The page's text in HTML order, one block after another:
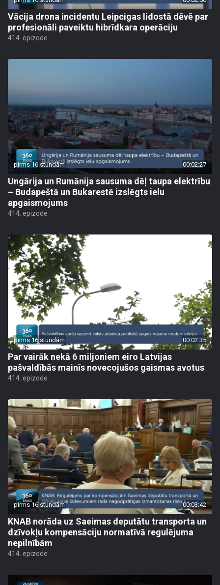
Vācija drona incidentu Leipcigas lidostā dēvē par
profesionāli paveiktu hibrīdkara operāciju
414. epizode
pirms 16 stundām 00:02:27
Ungārija un Rumānija sausuma dēļ taupa elektrību
– Budapeštā un Bukarestē izslēgts ielu
apgaismojums
414. epizode
pirms 16 stundām 00:02:35
Par vairāk nekā 6 miljoniem eiro Latvijas
pašvaldībās mainīs novecojušos gaismas avotus
414. epizode
pirms 16 stundām 00:03:42
KNAB norāda uz Saeimas deputātu transporta un
dzīvokļu kompensāciju normatīvā regulējuma
nepilnībām
414. epizode